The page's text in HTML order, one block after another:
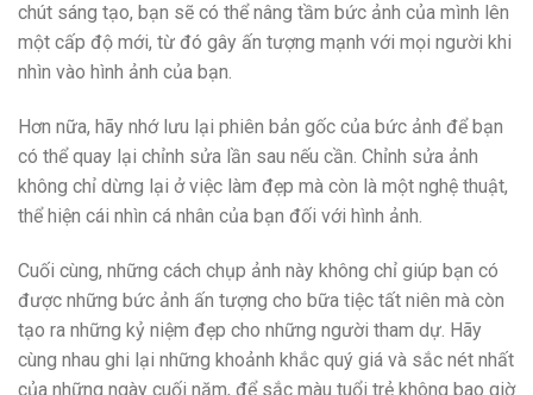
chút sáng tạo, bạn sẽ có thể nâng tầm bức ảnh của mình lên
một cấp độ mới, từ đó gây ấn tượng mạnh với mọi người khi
nhìn vào hình ảnh của bạn.
Hơn nữa, hãy nhớ lưu lại phiên bản gốc của bức ảnh để bạn
có thể quay lại chỉnh sửa lần sau nếu cần. Chỉnh sửa ảnh
không chỉ dừng lại ở việc làm đẹp mà còn là một nghệ thuật,
thể hiện cái nhìn cá nhân của bạn đối với hình ảnh.
Cuối cùng, những cách chụp ảnh này không chỉ giúp bạn có
được những bức ảnh ấn tượng cho bữa tiệc tất niên mà còn
tạo ra những kỷ niệm đẹp cho những người tham dự. Hãy
cùng nhau ghi lại những khoảnh khắc quý giá và sắc nét nhất
của những ngày cuối năm, để sắc màu tuổi trẻ không bao giờ